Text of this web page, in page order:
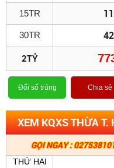
15TR
30TR
2TỶ
Đổi số trúng Chia sẻ
XEM KQXS THỪA
GỌI NGAY :
THỨ HAI